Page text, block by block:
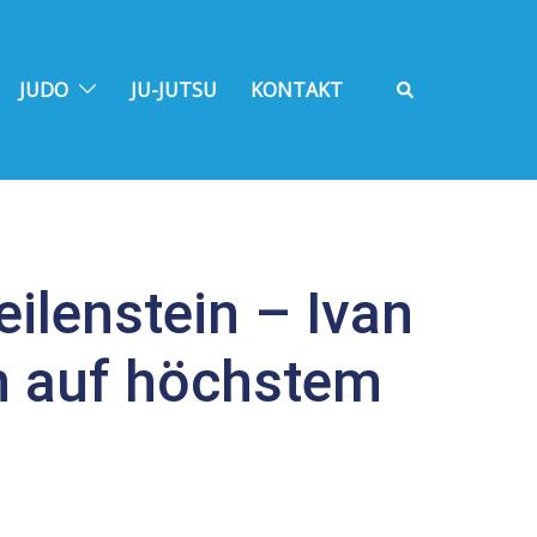
JUDO JU-JUTSU KONTAKT Suche
– Ivan
auf höchstem